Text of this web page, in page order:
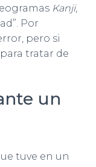
Kanji,
Por
pero si
tratar de
un
tuve en un